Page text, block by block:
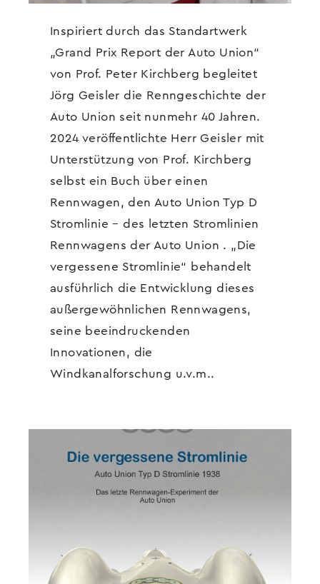
Inspiriert durch das Standartwerk
„Grand Prix Report der Auto Union“
von Prof. Peter Kirchberg begleitet
Jörg Geisler die Renngeschichte der
Auto Union seit nunmehr 40 Jahren.
2024 veröffentlichte Herr Geisler mit
Unterstützung von Prof. Kirchberg
selbst ein Buch über einen
Rennwagen, den Auto Union Typ D
Stromlinie – des letzten Stromlinien
Rennwagens der Auto Union . „Die
vergessene Stromlinie“ behandelt
ausführlich die Entwicklung dieses
außergewöhnlichen Rennwagens,
seine beeindruckenden
Innovationen, die
Windkanalforschung u.v.m..